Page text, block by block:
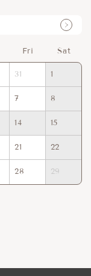
Fri Sat
31 1
7 8
14 15
21 22
28 29